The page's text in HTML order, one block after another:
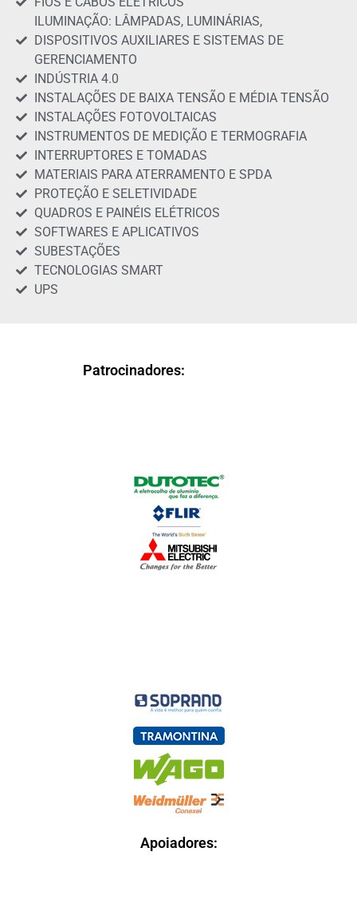
ILUMINAÇÃO: LÂMPADAS, LUMINÁRIAS,
DISPOSITIVOS AUXILIARES E SISTEMAS DE
GERENCIAMENTO
INDÚSTRIA 4.0
INSTALAÇÕES DE BAIXA TENSÃO E MÉDIA TENSÃO
INSTALAÇÕES FOTOVOLTAICAS
INSTRUMENTOS DE MEDIÇÃO E TERMOGRAFIA
INTERRUPTORES E TOMADAS
MATERIAIS PARA ATERRAMENTO E SPDA
PROTEÇÃO E SELETIVIDADE
QUADROS E PAINÉIS ELÉTRICOS
SOFTWARES E APLICATIVOS
SUBESTAÇÕES
TECNOLOGIAS SMART
UPS
Patrocinadores:
Apoiadores: